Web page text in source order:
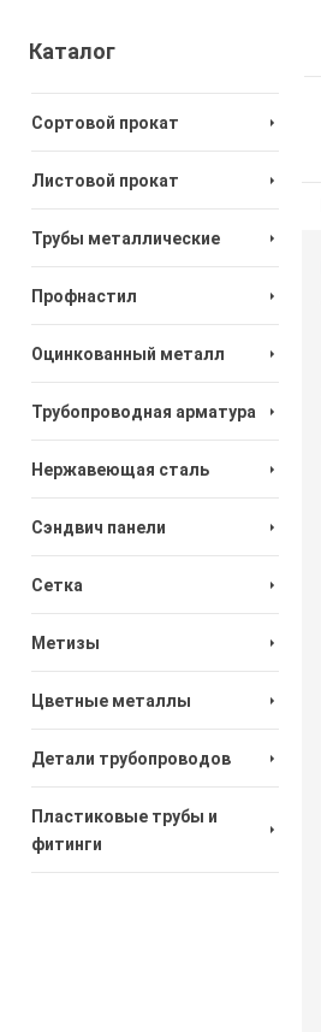
Каталог
Сортовой прокат
Листовой прокат
Трубы металлические
Профнастил
Оцинкованный металл
Трубопроводная арматура
Нержавеющая сталь
Сэндвич панели
Сетка
Метизы
Цветные металлы
Детали трубопроводов
Пластиковые трубы и
фитинги